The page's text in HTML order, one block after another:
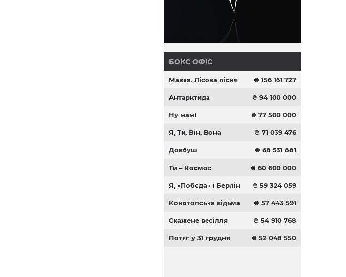
БОКС ОФІС
Мавка. Лісова пісня ₴ 156 161 727
Антарктида ₴ 94 100 000
Ну мам! ₴ 77 500 000
Я, Ти, Він, Вона ₴ 71 039 476
Довбуш ₴ 68 531 881
Ти – Космос ₴ 60 600 000
Я, «Побєда» і Берлін ₴ 59 324 059
Конотопська відьма ₴ 57 443 591
Скажене весілля ₴ 54 910 768
Потяг у 31 грудня ₴ 52 048 550